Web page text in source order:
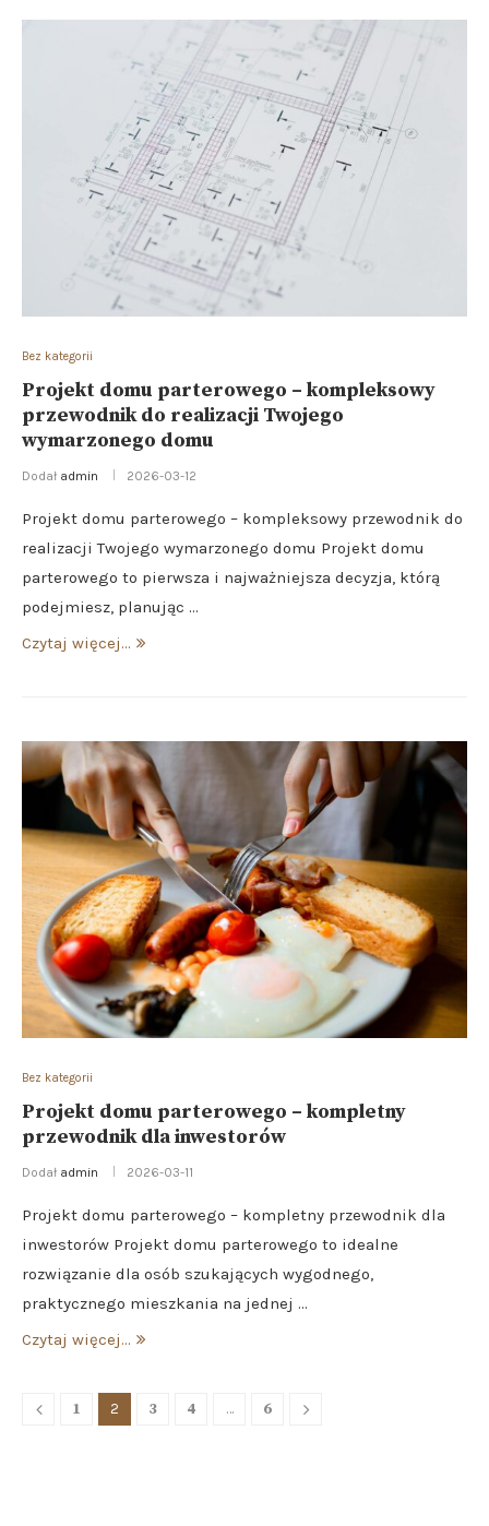
Bez kategorii
Projekt domu parterowego – kompleksowy
przewodnik do realizacji Twojego
wymarzonego domu
Dodał admin 2026-03-12
Projekt domu parterowego – kompleksowy przewodnik do
realizacji Twojego wymarzonego domu Projekt domu
parterowego to pierwsza i najważniejsza decyzja, którą
podejmiesz, planując …
Czytaj więcej...
Bez kategorii
Projekt domu parterowego – kompletny
przewodnik dla inwestorów
Dodał admin 2026-03-11
Projekt domu parterowego – kompletny przewodnik dla
inwestorów Projekt domu parterowego to idealne
rozwiązanie dla osób szukających wygodnego,
praktycznego mieszkania na jednej …
Czytaj więcej...
1 2 3 4 … 6